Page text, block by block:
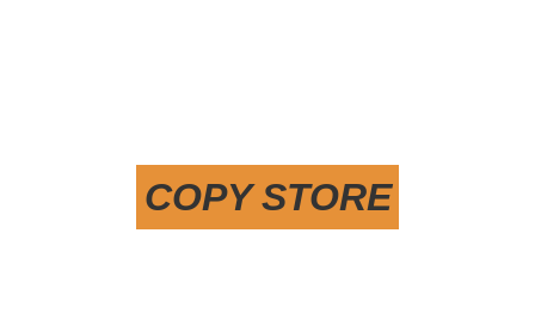
COPY STORE